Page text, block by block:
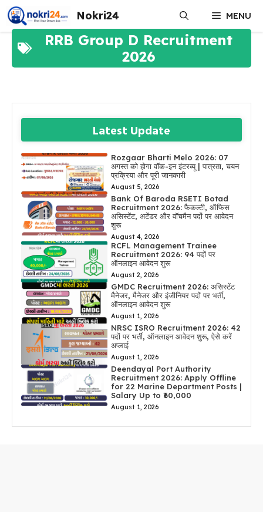
Skip
to
content
Nokri24 MENU
RRB Group D Recruitment
2026
Latest Update
Rozgaar Bharti Melo 2026: 07
अगस्त को होगा वॉक-इन इंटरव्यू | पात्रता, चयन
प्रक्रिया और पूरी जानकारी
August 5, 2026
Bank Of Baroda RSETI Botad
Recruitment 2026: फैकल्टी, ऑफिस
असिस्टेंट, अटेंडर और वॉचमैन पदों पर आवेदन
शुरू
August 4, 2026
RCFL Management Trainee
Recruitment 2026: 94 पदों पर
ऑनलाइन आवेदन शुरू
August 2, 2026
GMDC Recruitment 2026: असिस्टेंट
मैनेजर, मैनेजर और इंजीनियर पदों पर भर्ती,
ऑनलाइन आवेदन शुरू
August 1, 2026
NRSC ISRO Recruitment 2026: 42
पदों पर भर्ती, ऑनलाइन आवेदन शुरू, ऐसे करें
अप्लाई
August 1, 2026
Deendayal Port Authority
Recruitment 2026: Apply Offline
for 22 Marine Department Posts |
Salary Up to ₹60,000
August 1, 2026